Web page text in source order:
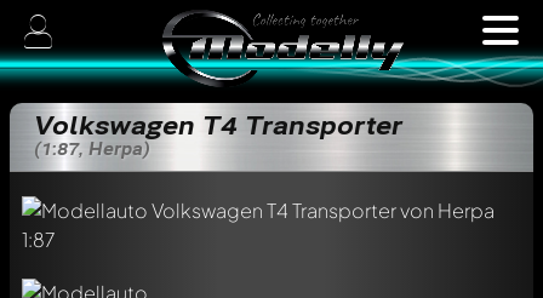
Volkswagen T4 Transporter
(1:87, Herpa)